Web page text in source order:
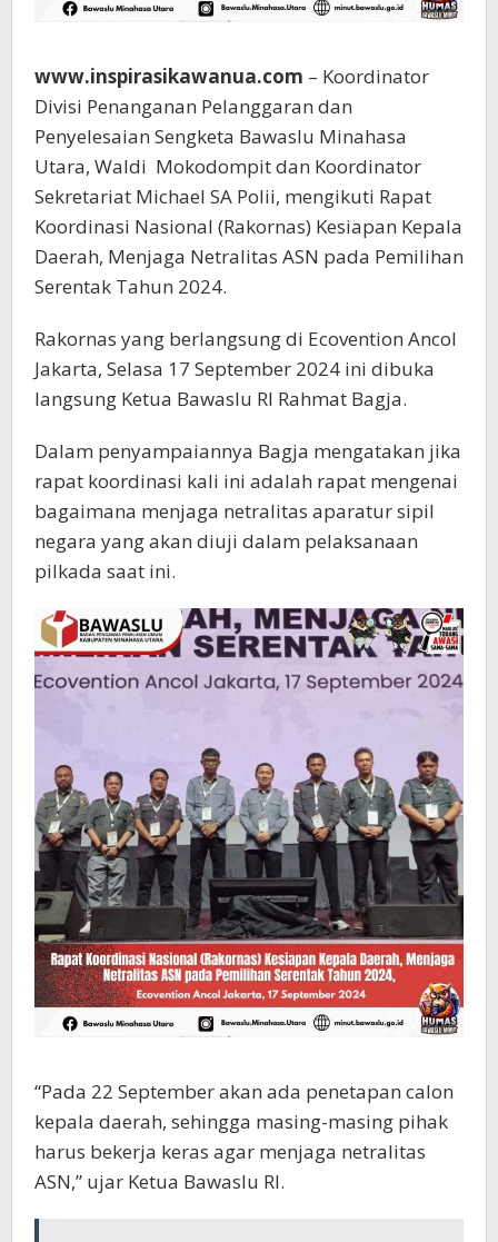
www.inspirasikawanua.com – Koordinator
Divisi Penanganan Pelanggaran dan
Penyelesaian Sengketa Bawaslu Minahasa
Utara, Waldi Mokodompit dan Koordinator
Sekretariat Michael SA Polii, mengikuti Rapat
Koordinasi Nasional (Rakornas) Kesiapan Kepala
Daerah, Menjaga Netralitas ASN pada Pemilihan
Serentak Tahun 2024.
Rakornas yang berlangsung di Ecovention Ancol
Jakarta, Selasa 17 September 2024 ini dibuka
langsung Ketua Bawaslu RI Rahmat Bagja.
Dalam penyampaiannya Bagja mengatakan jika
rapat koordinasi kali ini adalah rapat mengenai
bagaimana menjaga netralitas aparatur sipil
negara yang akan diuji dalam pelaksanaan
pilkada saat ini.
“Pada 22 September akan ada penetapan calon
kepala daerah, sehingga masing-masing pihak
harus bekerja keras agar menjaga netralitas
ASN,” ujar Ketua Bawaslu RI.